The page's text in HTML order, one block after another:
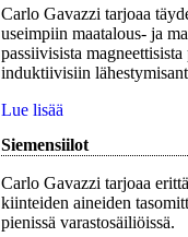
Carlo Gavazzi tarjoaa
useimpiin maatalous- ja
passiivisista
induktiivisiin
Lue lisää
Siemensiilot
Carlo Gavazzi tarjoaa
kiinteiden aineiden
pienissä varastosäiliöissä.